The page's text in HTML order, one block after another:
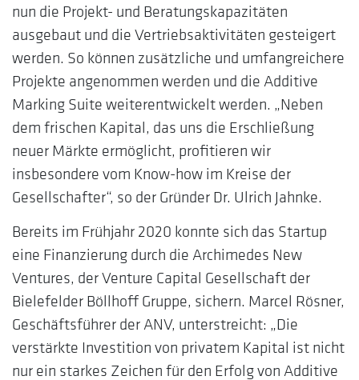
nun die Projekt- und Beratungskapazitäten
ausgebaut und die Vertriebsaktivitäten gesteigert
werden. So können zusätzliche und umfangreichere
Projekte angenommen werden und die Additive
Marking Suite weiterentwickelt werden. „Neben
dem frischen Kapital, das uns die Erschließung
neuer Märkte ermöglicht, profitieren wir
insbesondere vom Know-how im Kreise der
Gesellschafter“, so der Gründer Dr. Ulrich Jahnke.
Bereits im Frühjahr 2020 konnte sich das Startup
eine Finanzierung durch die Archimedes New
Ventures, der Venture Capital Gesellschaft der
Bielefelder Böllhoff Gruppe, sichern. Marcel Rösner,
Geschäftsführer der ANV, unterstreicht: „Die
verstärkte Investition von privatem Kapital ist nicht
nur ein starkes Zeichen für den Erfolg von Additive